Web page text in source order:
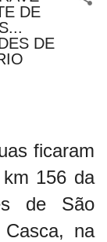
DE
DE
ficaram
156 da
de São
na